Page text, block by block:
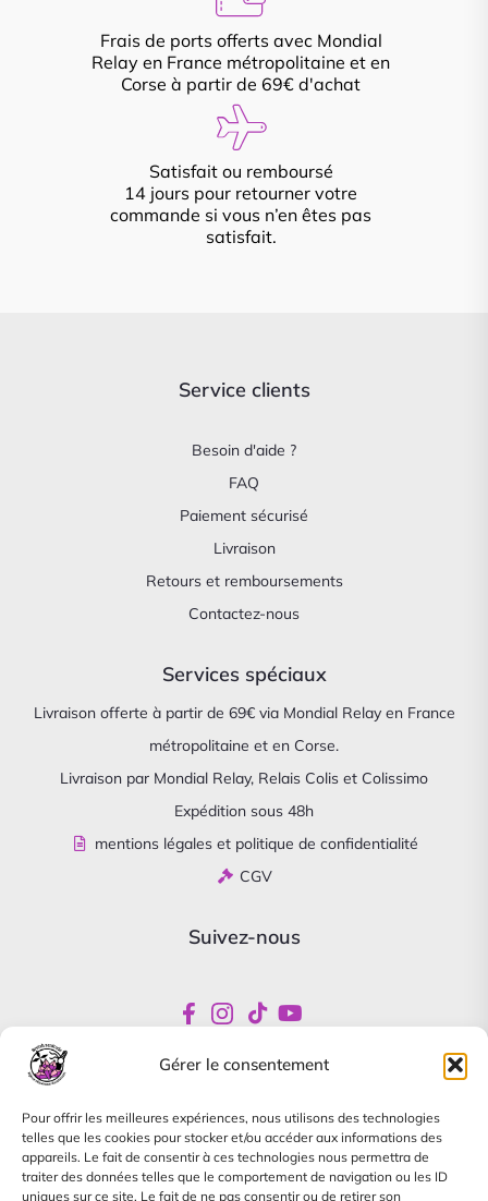
Gérer le consentement
Pour offrir les meilleures expériences, nous utilisons des technologies
telles que les cookies pour stocker et/ou accéder aux informations des
appareils. Le fait de consentir à ces technologies nous permettra de
traiter des données telles que le comportement de navigation ou les ID
uniques sur ce site. Le fait de ne pas consentir ou de retirer son
Frais de ports offerts avec Mondial
Relay en France métropolitaine et en
Corse à partir de 69€ d'achat
Satisfait ou remboursé
14 jours pour retourner votre
commande si vous n’en êtes pas
satisfait.
Service clients
Besoin d'aide ?
FAQ
Paiement sécurisé
Livraison
Retours et remboursements
Contactez-nous
Services spéciaux
Livraison offerte à partir de 69€ via Mondial Relay en France
métropolitaine et en Corse.
Livraison par Mondial Relay, Relais Colis et Colissimo
Expédition sous 48h
mentions légales et politique de confidentialité
CGV
Suivez-nous
Newsletter
Abonnez-vous pour être informés de nos offres
spéciales